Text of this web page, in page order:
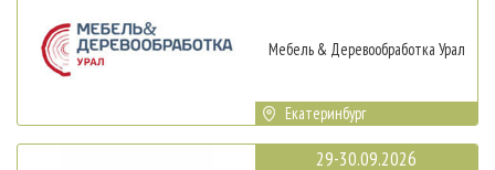
Мебель & Деревообработка Урал
Екатеринбург
29-30.09.2026